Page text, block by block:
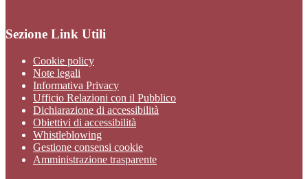
Sezione Link Utili
Cookie policy
Note legali
Informativa Privacy
Ufficio Relazioni con il Pubblico
Dichiarazione di accessibilità
Obiettivi di accessibilità
Whistleblowing
Gestione consensi cookie
Amministrazione trasparente